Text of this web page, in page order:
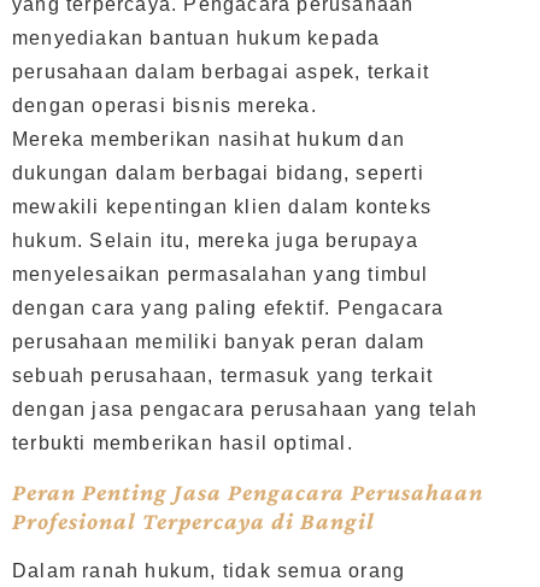
yang terpercaya. Pengacara perusahaan
menyediakan bantuan hukum kepada
perusahaan dalam berbagai aspek, terkait
dengan operasi bisnis mereka.
Mereka memberikan nasihat hukum dan
dukungan dalam berbagai bidang, seperti
mewakili kepentingan klien dalam konteks
hukum. Selain itu, mereka juga berupaya
menyelesaikan permasalahan yang timbul
dengan cara yang paling efektif. Pengacara
perusahaan memiliki banyak peran dalam
sebuah perusahaan, termasuk yang terkait
dengan jasa pengacara perusahaan yang telah
terbukti memberikan hasil optimal.
Peran Penting Jasa Pengacara Perusahaan
Profesional Terpercaya di Bangil
Dalam ranah hukum, tidak semua orang